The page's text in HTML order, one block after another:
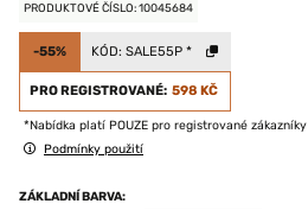
PRODUKTOVÉ ČÍSLO: 10045684
-55% KÓD: SALE55P*
PRO REGISTROVANÉ: 598 KČ
*Nabídka platí POUZE pro registrované zákazníky
Podmínky použití
ZÁKLADNÍ BARVA: